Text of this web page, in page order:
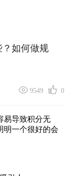
如何做规
9549 0
易导致积分无
明一个很好的会